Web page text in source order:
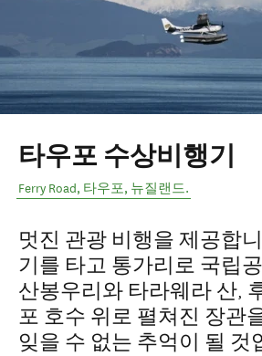
타우포 수상비행기
Ferry Road, 타우포, 뉴질랜드.
멋진 관광 비행을 제공합
기를 타고 통가리로 국립
산봉우리와 타라웨라 산,
포 호수 위로 펼쳐진 장관
잊을 수 없는 추억이 될 것